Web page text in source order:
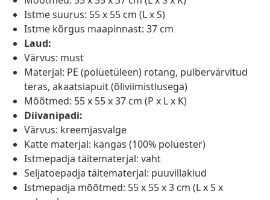
Istme suurus: 55 x 55 cm (L x S)
Istme kõrgus maapinnast: 37 cm
Laud:
Värvus: must
Materjal: PE (polüetüleen) rotang, pulbervärvitud
teras, akaatsiapuit (õliviimistlusega)
Mõõtmed: 55 x 55 x 37 cm (P x L x K)
Diivanipadi:
Värvus: kreemjasvalge
Katte materjal: kangas (100% polüester)
Istmepadja täitematerjal: vaht
Seljatoepadja täitematerjal: puuvillakiud
Istmepadja mõõtmed: 55 x 55 x 3 cm (L x S x